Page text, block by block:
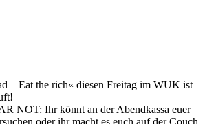
– Eat the rich« diesen Freitag im WUK ist
NOT: Ihr könnt an der Abendkassa euer